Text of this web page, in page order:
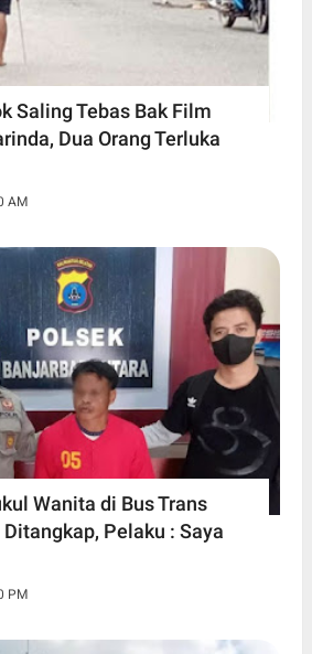
Saling Tebas Bak Film
Dua Orang Terluka
AM
Wanita di Bus Trans
Pelaku : Saya
PM